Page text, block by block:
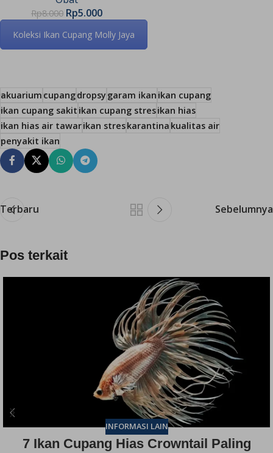
Rp8.000 Rp5.000
Koleksi Ikan Cupang Molly Jaya
akuarium cupangdropsygaram ikan ikan cupang
ikan cupang sakit ikan cupang stresikan hias
ikan hias air tawarikan streskarantina kualitas air
penyakit ikan
Terbaru Sebelumnya
Pos terkait
INFORMASI LAIN
7 Ikan Cupang Hias Crowntail Paling